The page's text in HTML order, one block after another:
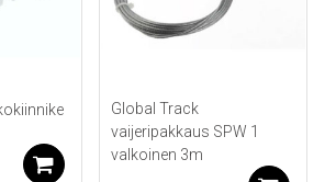
Lisää ostoskoriin
Global Track
vaijeripakkaus SPW 1
valkoinen 3m